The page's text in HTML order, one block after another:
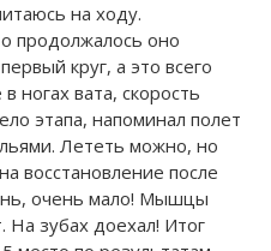
на ходу.
продолжалось оно
круг, а это всего
ногах вата, скорость
этапа, напоминал полет
Лететь можно, но
восстановление после
очень мало! Мышцы
На зубах доехал! Итог